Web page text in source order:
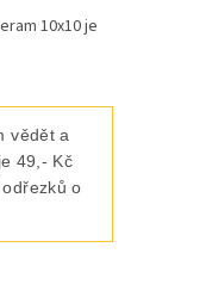
10x10 je
vědět a
49,- Kč
o